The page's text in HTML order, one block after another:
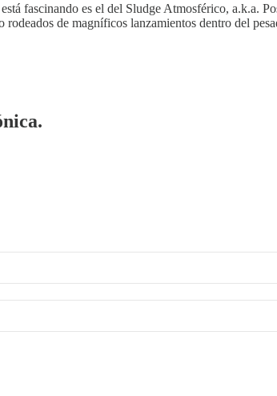
fascinando es el del Sludge Atmosférico, a.k.a.
rodeados de magníficos lanzamientos dentro del